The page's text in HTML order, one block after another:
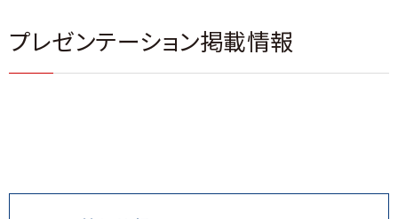
プレゼンテーション掲載情報